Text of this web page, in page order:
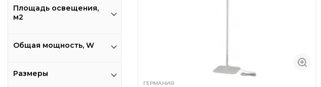
Площадь освещения,
м2
Общая мощность, W
Размеры
ГЕРМАНИЯ